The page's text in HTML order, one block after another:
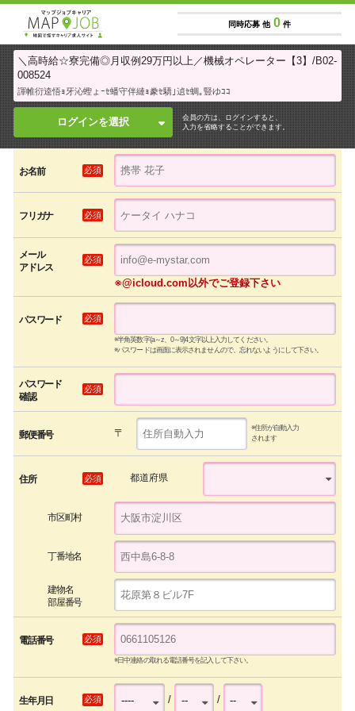
同時応募 他 0 件
＼高時給☆寮完備◎月収例29万円以上／機械オペレーター【3】/B02-
008524
諢帷衍逵悟ｮ牙沁蟶ょｰｾ蟠守伴縺ｮ豢ｾ驕｣遉ｾ蜩｡豎ゆｺｺ
ログインを選択
会員の方は、ログインすると、
入力を省略することができます。
お名前 必須
フリガナ 必須
メール
アドレス
必須
※@icloud.com以外でご登録下さい
パスワード 必須
※半角英数字(a～z、0～9)4文字以上入力してください。
※パスワードは画面に表示されませんので、忘れないようにして下さい。
パスワード
確認
必須
郵便番号 〒
※住所が自動入力
されます
住所 必須 都道府県
市区町村
丁番地名
建物名
部屋番号
電話番号 必須
※日中連絡の取れる電話番号を記入して下さい。
生年月日 必須 / /